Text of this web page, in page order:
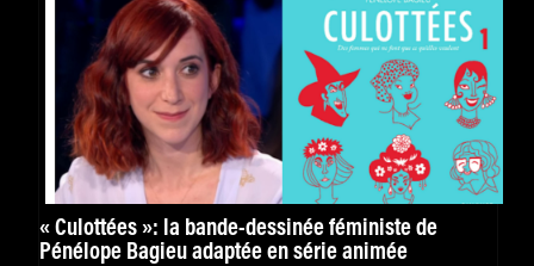
« Culottées »: la bande-dessinée féministe de
Pénélope Bagieu adaptée en série animée